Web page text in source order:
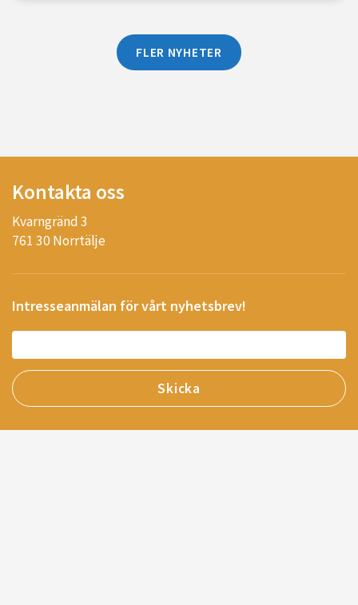
FLER NYHETER
Kontakta oss
Kvarngränd 3
761 30 Norrtälje
Intresseanmälan för vårt nyhetsbrev!